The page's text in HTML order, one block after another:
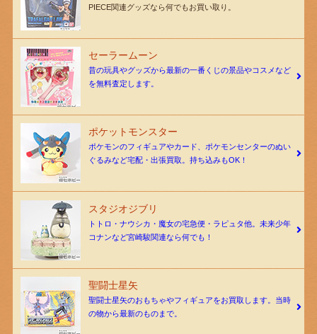
PIECE関連グッズなら何でもお買い取り。
セーラームーン
昔の玩具やグッズから最新の一番くじの景品やコスメなど
を無料査定します。
ポケットモンスター
ポケモンのフィギュアやカード、ポケモンセンターのぬい
ぐるみなど宅配・出張買取。持ち込みもOK！
スタジオジブリ
トトロ・ナウシカ・魔女の宅急便・ラピュタ他。未来少年
コナンなど宮崎駿関連なら何でも！
聖闘士星矢
聖闘士星矢のおもちゃやフィギュアをお買取します。当時
の物から最新のものまで。